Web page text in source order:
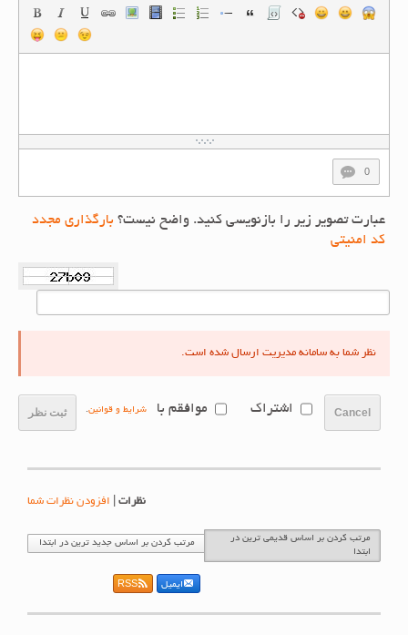
عبارت تصویر زیر را بازنویسی کنید. واضح نیست؟بارگذاری مجدد
کد امنیتی
نظر شما به سامانه مدیریت ارسال شده است.
ثبت نظر Cancel اشتراک موافقم با شرایط و قوانین.
نظرات |افزودن نظرات شما
مرتب کردن بر اساس قدیمی ترین در
مرتب کردن بر اساس جدید ترین در ابتدا
ایمیل RSS